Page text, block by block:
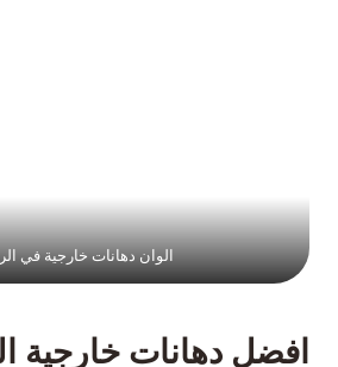
الوان دهانات خارجية في
افضل دهانات خارجية